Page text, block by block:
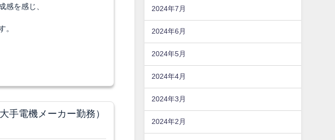
感を感じ、
。
電機メーカー勤務）
2024年7月
2024年6月
2024年5月
2024年4月
2024年3月
2024年2月